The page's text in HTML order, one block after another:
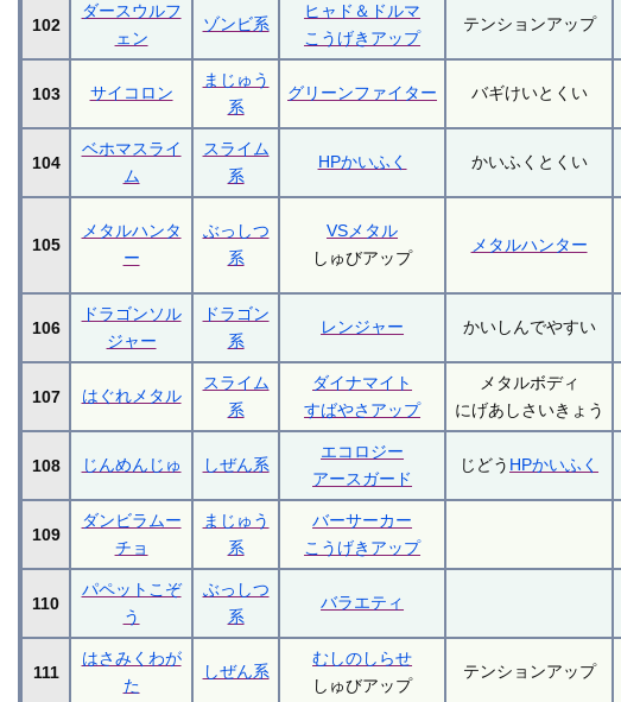
102
ダースウルフ
ェン
ゾンビ系
ヒャド＆ドルマ
こうげきアップ
テンションアップ
103 サイコロン
まじゅう
系
グリーンファイター バギけいとくい
104
ベホマスライ
ム
スライム
系
HPかいふく かいふくとくい
105
メタルハンタ
ー
ぶっしつ
系
VSメタル
しゅびアップ
メタルハンター
106
ドラゴンソル
ジャー
ドラゴン
系
レンジャー かいしんでやすい
107 はぐれメタル
スライム
系
ダイナマイト
すばやさアップ
メタルボディ
にげあしさいきょう
108 じんめんじゅ しぜん系
エコロジー
アースガード
じどう HPかいふく
109
ダンビラムー
チョ
まじゅう
系
バーサーカー
こうげきアップ
110
パペットこぞ
う
ぶっしつ
系
バラエティ
111
はさみくわが
た
しぜん系
むしのしらせ
しゅびアップ
テンションアップ